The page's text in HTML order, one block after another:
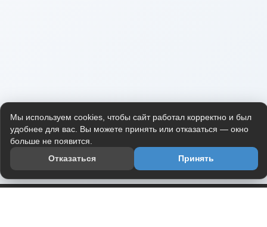
Мы используем cookies, чтобы сайт работал корректно и был
удобнее для вас. Вы можете принять или отказаться — окно
больше не появится.
Отказаться
Принять